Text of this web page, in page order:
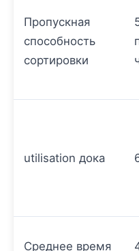
Пропускная
способность
сортировки
utilisation дока
Среднее время